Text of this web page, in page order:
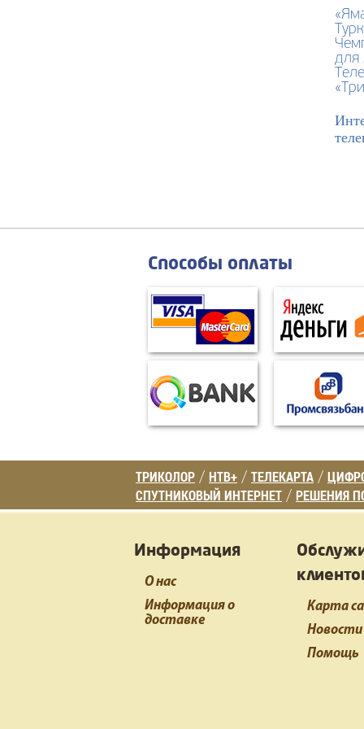
для
Способы оплаты
ТРИКОЛОР / НТВ+ / ТЕЛЕКАРТА /
СПУТНИКОВЫЙ ИНТЕРНЕТ / РЕШЕНИЯ
Информация
О нас
Информация о
доставке
Карта
Новости
Помощь